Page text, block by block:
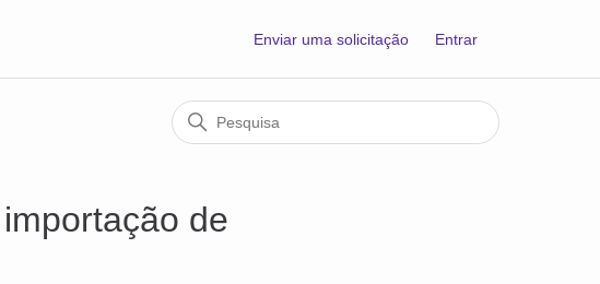
Enviar uma solicitação Entrar
de